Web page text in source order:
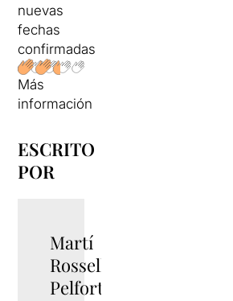
nuevas
fechas
confirmadas
Más
información
ESCRITO
POR
Martí
Rossell
Pelfort